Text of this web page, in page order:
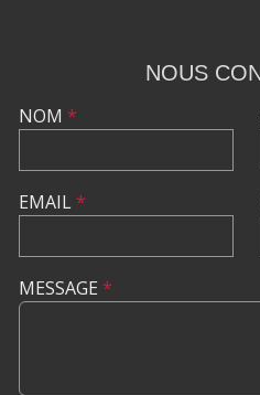
NOUS
NOM *
EMAIL*
MESSAGE *